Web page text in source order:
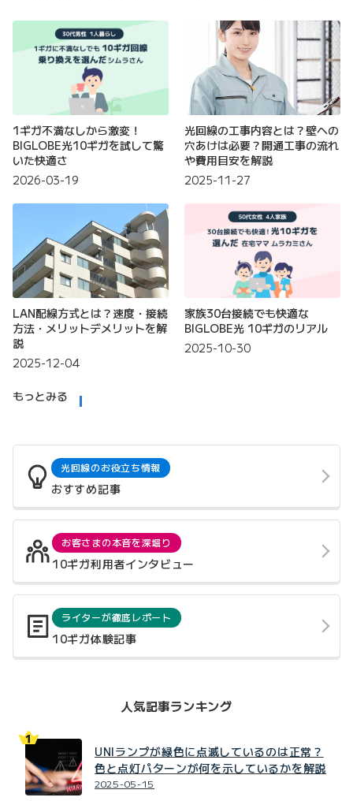
1ギガ不満なしから激変！
BIGLOBE光10ギガを試して驚
いた快適さ
2026-03-19
光回線の工事内容とは？壁への
穴あけは必要？開通工事の流れ
や費用目安を解説
2025-11-27
LAN配線方式とは？速度・接続
方法・メリットデメリットを解
説
2025-12-04
家族30台接続でも快適な
BIGLOBE光 10ギガのリアル
2025-10-30
もっとみる
光回線のお役立ち情報
おすすめ記事
お客さまの本音を深堀り
10ギガ利用者インタビュー
ライターが徹底レポート
10ギガ体験記事
人気記事ランキング
UNIランプが緑色に点滅しているのは正常？
色と点灯パターンが何を示しているかを解説
2025-05-15